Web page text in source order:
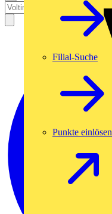
Filial-Suche
Punkte einlösen